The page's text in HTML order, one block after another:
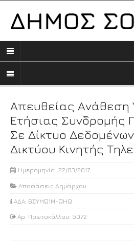
Απευθείας Ανάθεση
Ετήσιας Συνδρομής
Σε Δίκτυο
Δικτύου Κινητής
Ημερομηνία: 22/03/2017
Αποφάσεις Δημάρχου
ΑΔΑ: 6ΣΥΜΩ1Μ-ΩΗΩ
Αρ. Πρωτοκόλλου: 5072